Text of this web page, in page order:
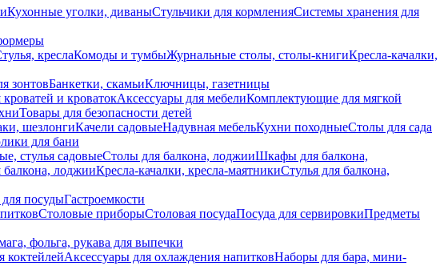
Кухонные уголки, диваныСтульчики для кормленияСистемы хранения для
креслаКомоды и тумбыЖурнальные столы, столы-книгиКресла-качалки,
зонтовБанкетки, скамьиКлючницы, газетницы
и кроватокАксессуары для мебелиКомплектующие для мягкой
Товары для безопасности детей
шезлонгиКачели садовыеНадувная мебельКухни походныеСтолы для сада
для бани
стулья садовыеСтолы для балкона, лоджииШкафы для балкона,
лоджииКресла-качалки, кресла-маятникиСтулья для балкона,
посудыГастроемкости
Столовые приборыСтоловая посудаПосуда для сервировкиПредметы
фольга, рукава для выпечки
коктейлейАксессуары для охлаждения напитковНаборы для бара, мини-